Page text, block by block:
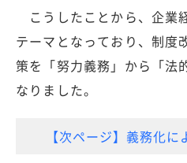
こうしたことから、企業
テーマとなっており、制度
策を「努力義務」から「法
なりました。
【次ページ】義務化に